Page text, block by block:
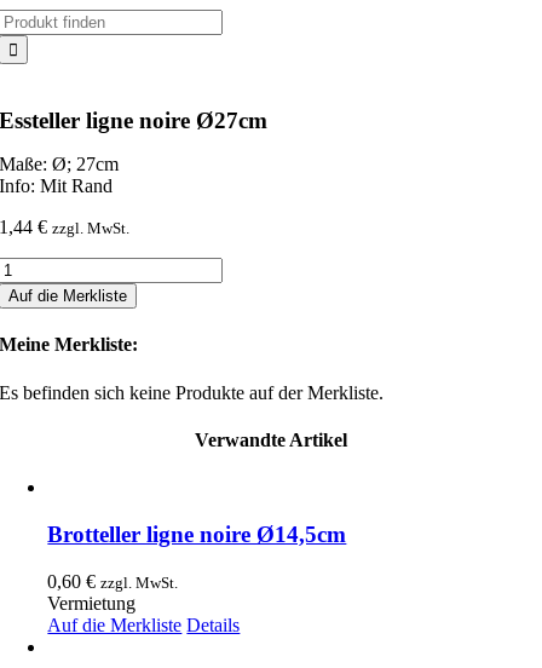
Essteller ligne noire Ø27cm
Maße: Ø; 27cm
Info: Mit Rand
1,44€ zzgl. MwSt.
Auf die Merkliste
Meine Merkliste:
Es befinden sich keine Produkte auf der Merkliste.
Verwandte Artikel
Brotteller ligne noire Ø14,5cm
0,60€ zzgl. MwSt.
Vermietung
Auf die Merkliste Details